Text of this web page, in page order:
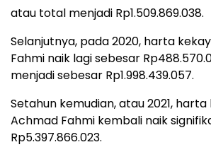
atau total menjadi Rp1.509.869.038.
Selanjutnya, pada 2020, harta
Fahmi naik lagi sebesar
menjadi sebesar Rp1.998.439.057.
Setahun kemudian, atau 2021,
Achmad Fahmi kembali naik
Rp5.397.866.023.